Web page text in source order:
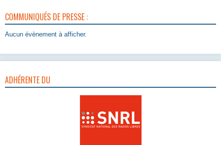
COMMUNIQUÉS DE PRESSE :
Aucun évènement à afficher.
ADHÉRENTE DU